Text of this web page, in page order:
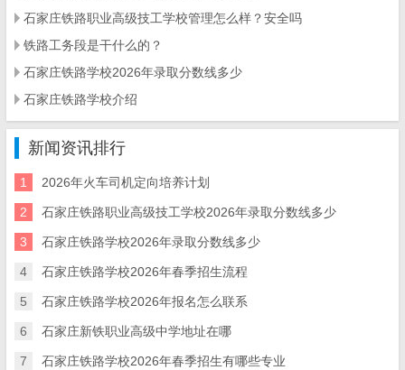
石家庄铁路职业高级技工学校管理怎么样？安全吗
铁路工务段是干什么的？
石家庄铁路学校2026年录取分数线多少
石家庄铁路学校介绍
新闻资讯排行
1 2026年火车司机定向培养计划
2 石家庄铁路职业高级技工学校2026年录取分数线多少
3 石家庄铁路学校2026年录取分数线多少
4 石家庄铁路学校2026年春季招生流程
5 石家庄铁路学校2026年报名怎么联系
6 石家庄新铁职业高级中学地址在哪
7 石家庄铁路学校2026年春季招生有哪些专业